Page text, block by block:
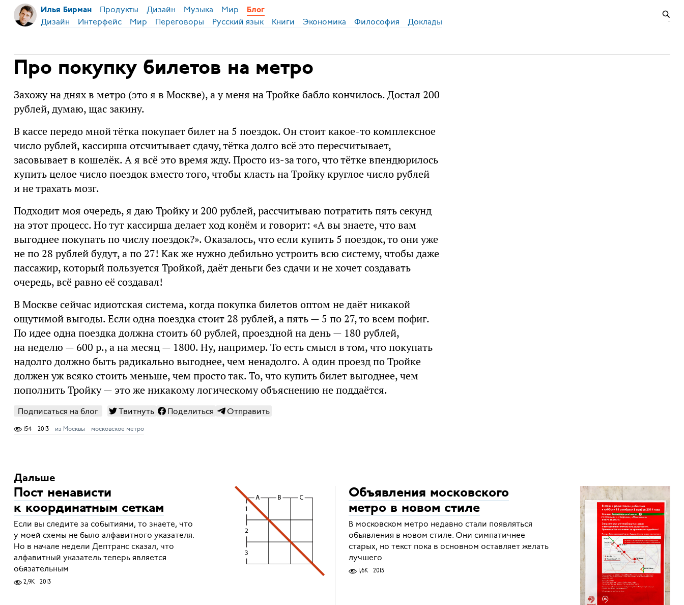
Илья Бирман Продукты Дизайн Музыка Мир Блог
Дизайн Интерфейс Мир Переговоры Русский язык Книги Экономика Философия Доклады
Про покупку билетов на метро
Захожу на днях в метро (это я в Москве), а у меня на Тройке бабло кончилось. Достал 200
рублей, думаю, щас закину.
В кассе передо мной тётка покупает билет на 5 поездок. Он стоит какое-то комплексное
число рублей, кассирша отсчитывает сдачу, тётка долго всё это пересчитывает,
засовывает в кошелёк. А я всё это время жду. Просто из-за того, что тётке впендюрилось
купить целое число поездок вместо того, чтобы класть на Тройку круглое число рублей
и не трахать мозг.
Подходит моя очередь, я даю Тройку и 200 рублей, рассчитываю потратить пять секунд
на этот процесс. Но тут кассирша делает ход конём и говорит: «А вы знаете, что вам
выгоднее покупать по числу поездок?». Оказалось, что если купить 5 поездок, то они уже
не по 28 рублей будут, а по 27! Как же нужно дебильно устроить всю систему, чтобы даже
пассажир, который пользуется Тройкой, даёт деньги без сдачи и не хочет создавать
очередь, всё равно её создавал!
В Москве сейчас идиотская система, когда покупка билетов оптом не даёт никакой
ощутимой выгоды. Если одна поездка стоит 28 рублей, а пять — 5 по 27, то всем пофиг.
По идее одна поездка должна стоить 60 рублей, проездной на день — 180 рублей,
на неделю — 600 р., а на месяц — 1800. Ну, например. То есть смысл в том, что покупать
надолго должно быть радикально выгоднее, чем ненадолго. А один проезд по Тройке
должен уж всяко стоить меньше, чем просто так. То, что купить билет выгоднее, чем
пополнить Тройку — это же никакому логическому объяснению не поддаётся.
Подписаться на блог Твитнуть Поделиться Отправить
154 2013 из Москвы московское метро
Дальше
Пост ненависти
к координатным сеткам
Если вы следите за событиями, то знаете, что
у моей схемы не было алфавитного указателя.
Но в начале недели Дептранс сказал, что
алфавитный указатель теперь является
обязательным
2,9K 2013
Объявления московского
метро в новом стиле
В московском метро недавно стали появляться
объявления в новом стиле. Они симпатичнее
старых, но текст пока в основном оставляет желать
лучшего
1,6K 2015